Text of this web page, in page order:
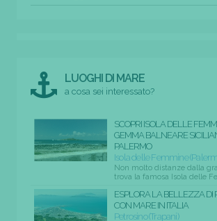
LUOGHI DI MARE
a cosa sei interessato?
SCOPRI ISOLA DELLE
GEMMA BALNEARE
PALERMO
Isola delle Femmine
Non molto distanze dalla
trova la famosa Isola delle
ESPLORA LA BELLEZZA DI
CON MARE IN ITALIA
Petrosino (Trapani)